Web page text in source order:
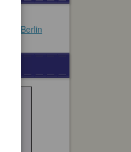
in Berlin